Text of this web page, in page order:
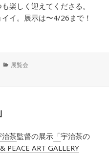
楽しく迎えてくださる。
イ。展示は〜4/26まで！
カ
展覧会
治茶監督の展示 「宇治茶の
PEACE ART GALLERY